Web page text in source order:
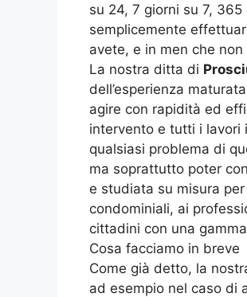
su 24, 7 giorni su 7, 365
semplicemente
avete, e in men che
La nostra ditta di
dell’esperienza
agire con rapidità ed
intervento e tutti i lavori
qualsiasi problema di
ma soprattutto poter
e studiata su misura
condominiali, ai
cittadini con una
Cosa facciamo in breve
Come già detto, la
ad esempio nel caso di